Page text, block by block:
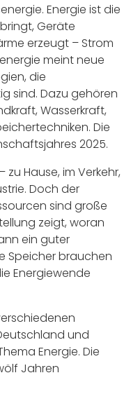
Energie ist die
Geräte
erzeugt – Strom
meint neue
die
sind. Dazu gehören
Wasserkraft,
Die
2025.
Hause, im Verkehr,
Doch der
sind große
zeigt, woran
ein guter
Speicher brauchen
Energiewende
und
Energie. Die
Jahren